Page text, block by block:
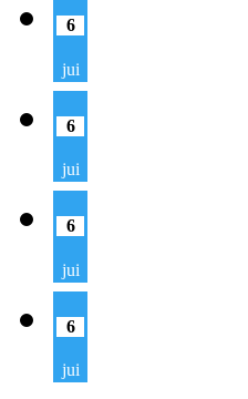
6
jui
6
jui
6
jui
6
jui